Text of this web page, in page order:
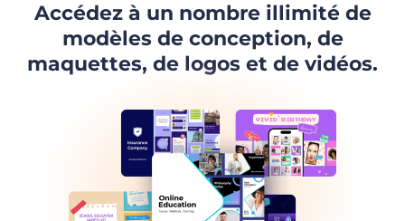
Accédez à un nombre illimité de
modèles de conception, de
maquettes, de logos et de vidéos.